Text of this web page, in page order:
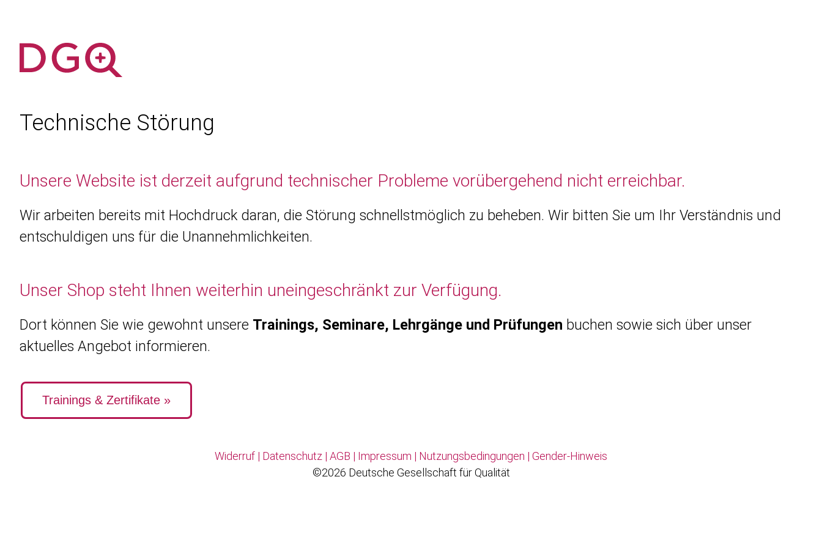
Technische Störung
Unsere Website ist derzeit aufgrund technischer Probleme vorübergehend nicht erreichbar.
Wir arbeiten bereits mit Hochdruck daran, die Störung schnellstmöglich zu beheben. Wir bitten Sie um Ihr Verständnis und
entschuldigen uns für die Unannehmlichkeiten.
Unser Shop steht Ihnen weiterhin uneingeschränkt zur Verfügung.
Dort können Sie wie gewohnt unsere Trainings, Seminare, Lehrgänge und Prüfungen buchen sowie sich über unser
aktuelles Angebot informieren.
Trainings & Zertifikate »
Widerruf | Datenschutz | AGB | Impressum | Nutzungsbedingungen | Gender-Hinweis
©2026 Deutsche Gesellschaft für Qualität